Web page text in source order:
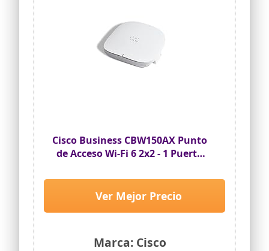
Cisco Business CBW150AX Punto
de Acceso Wi-Fi 6 2x2 - 1 Puerto
Inyector PoE Incluido |
Protección de Hardware 3 Años
(CBW150AX-E-EU)
Marca: Cisco
Ver Mejor Precio